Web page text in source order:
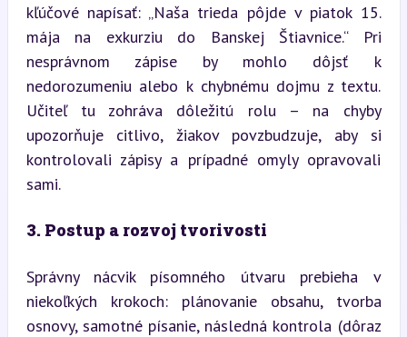
kľúčové napísať: „Naša trieda pôjde v piatok 15.
mája na exkurziu do Banskej Štiavnice.“ Pri
nesprávnom zápise by mohlo dôjsť k
nedorozumeniu alebo k chybnému dojmu z textu.
Učiteľ tu zohráva dôležitú rolu – na chyby
upozorňuje citlivo, žiakov povzbudzuje, aby si
kontrolovali zápisy a prípadné omyly opravovali
sami.
3. Postup a rozvoj tvorivosti
Správny nácvik písomného útvaru prebieha v
niekoľkých krokoch: plánovanie obsahu, tvorba
osnovy, samotné písanie, následná kontrola (dôraz